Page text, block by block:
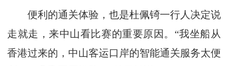
便利的通关体验，也是杜佩锜一行人决定说
走就走，来中山看比赛的重要原因。“我坐船从
香港过来的，中山客运口岸的智能通关服务太便